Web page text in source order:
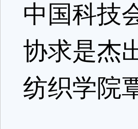
中国科技
协求是杰
纺织学院